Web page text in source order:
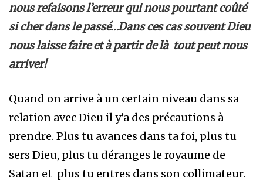
nous refaisons l’erreur qui nous pourtant coûté
si cher dans le passé…Dans ces cas souvent Dieu
nous laisse faire et à partir de là tout peut nous
arriver!
Quand on arrive à un certain niveau dans sa
relation avec Dieu il y’a des précautions à
prendre. Plus tu avances dans ta foi, plus tu
sers Dieu, plus tu déranges le royaume de
Satan et plus tu entres dans son collimateur.